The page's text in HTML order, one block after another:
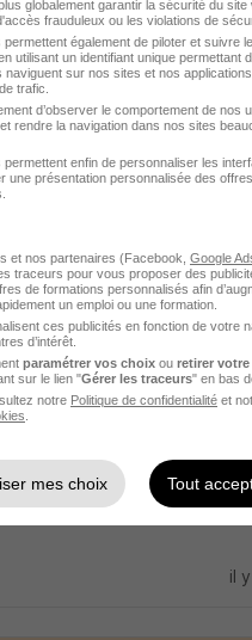
Intérim
1 900 - 2 000 € /
+ 1
H/F
Intérim
1 900 - 2 000 € /
il
globalement garantir la sécurité du site
frauduleux ou les violations de
également de piloter et suivre
utilisant un identifiant unique permettant
naviguent sur nos sites et nos
trafic.
d’observer le comportement de nos
rendre la navigation dans nos sites
enfin de personnaliser les
une présentation personnalisée des
et nos partenaires (Facebook, Google
traceurs pour vous proposer des
de formations personnalisés afin
un emploi ou une formation.
ces publicités en fonction de votre
d’intérêt.
paramétrer vos choix ou retirer votre
sur le lien "Gérer les traceurs" en bas
notre Politique de confidentialité et
mes choix Tout